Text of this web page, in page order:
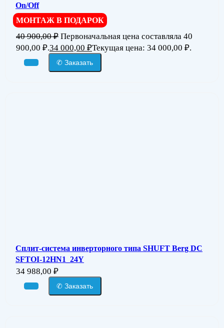
On/Off
МОНТАЖ В ПОДАРОК
40 900,00₽ Первоначальная цена составляла 40
900,00 ₽.34 000,00 ₽Текущая цена: 34 000,00 ₽.
✆ Заказать
Сплит-система инверторного типа SHUFT Berg DC
SFTOI-12HN1_24Y
34 988,00 ₽
✆ Заказать